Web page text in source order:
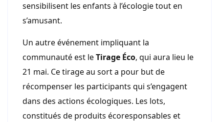
sensibilisent les enfants à l’écologie tout en
s’amusant.
Un autre événement impliquant la
communauté est leTirage Éco, qui aura lieu le
21 mai. Ce tirage au sort a pour but de
récompenser les participants qui s’engagent
dans des actions écologiques. Les lots,
constitués de produits écoresponsables et